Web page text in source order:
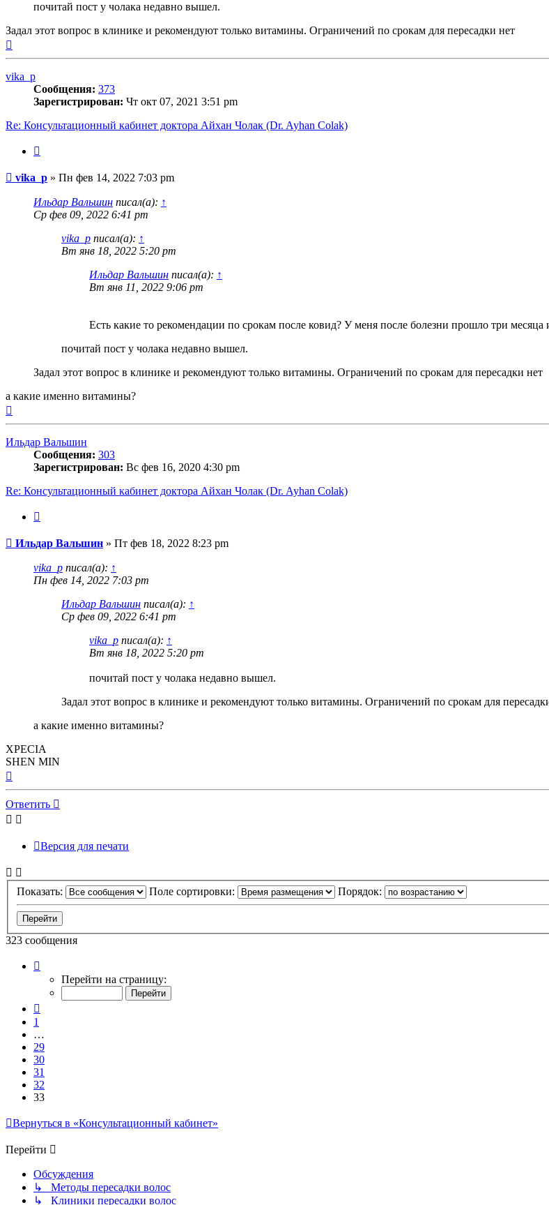
почитай пост у чолака недавно вышел.
Задал этот вопрос в клинике и рекомендуют только витамины. Ограничений по срокам для пересадки нет
vika_p
Сообщения: 373
Зарегистрирован: Чт окт 07, 2021 3:51 pm
Re: Консультационный кабинет доктора Айхан Чолак (Dr. Ayhan Colak)
Сообщение
vika_p » Пн фев 14, 2022 7:03 pm
Ильдар Вальшин писал(а): ↑
Ср фев 09, 2022 6:41 pm
vika_p писал(а): ↑
Вт янв 18, 2022 5:20 pm
Ильдар Вальшин писал(а): ↑
Вт янв 11, 2022 9:06 pm
Есть какие то рекомендации по срокам после ковид? У меня после болезни прошло три месяца
почитай пост у чолака недавно вышел.
Задал этот вопрос в клинике и рекомендуют только витамины. Ограничений по срокам для пересадки нет
а какие именно витамины?
Ильдар Вальшин
Сообщения: 303
Зарегистрирован: Вс фев 16, 2020 4:30 pm
Re: Консультационный кабинет доктора Айхан Чолак (Dr. Ayhan Colak)
Сообщение
Ильдар Вальшин » Пт фев 18, 2022 8:23 pm
vika_p писал(а): ↑
Пн фев 14, 2022 7:03 pm
Ильдар Вальшин писал(а): ↑
Ср фев 09, 2022 6:41 pm
vika_p писал(а): ↑
Вт янв 18, 2022 5:20 pm
почитай пост у чолака недавно вышел.
Задал этот вопрос в клинике и рекомендуют только витамины. Ограничений по срокам для
а какие именно витамины?
XPECIA
SHEN MIN
началу
Ответить
Версия для печати
Показать: Поле сортировки: Порядок:
323 сообщения
33
Перейти на страницу:
1
…
29
30
31
32
33
Вернуться в «Консультационный кабинет»
Перейти
Обсуждения
↳ Методы пересадки волос
↳ Клиники пересадки волос